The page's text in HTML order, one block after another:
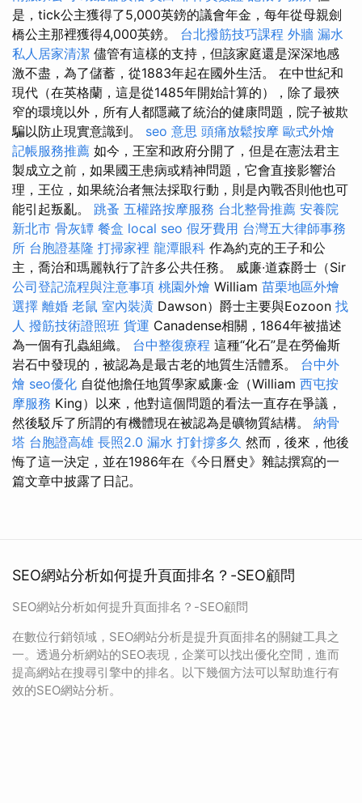
是，tick公主獲得了5,000英鎊的議會年金，每年從母親劍
橋公主那裡獲得4,000英鎊。 台北撥筋技巧課程 外牆 漏水
私人居家清潔 儘管有這樣的支持，但該家庭還是深深地感
激不盡，為了儲蓄，從1883年起在國外生活。 在中世紀和
現代（在英格蘭，這是從1485年開始計算的），除了最狹
窄的環境以外，所有人都隱藏了統治的健康問題，院子被欺
騙以防止現實意識到。 seo 意思 頭痛放鬆按摩 歐式外燴
記帳服務推薦 如今，王室和政府分開了，但是在憲法君主
製成立之前，如果國王患病或精神問題，它會直接影響治
理，王位，如果統治者無法採取行動，則是內戰否則他也可
能引起叛亂。 跳蚤 五權路按摩服務 台北整骨推薦 安養院
新北市 骨灰罈 餐盒 local seo 假牙費用 台灣五大律師事務
所 台胞證基隆 打掃家裡 龍潭眼科 作為約克的王子和公
主，喬治和瑪麗執行了許多公共任務。 威廉·道森爵士（Sir
公司登記流程與注意事項 桃園外燴 William 苗栗地區外燴
選擇 離婚 老鼠 室內裝潢 Dawson）爵士主要與Eozoon 找
人 撥筋技術證照班 貨運 Canadense相關，1864年被描述
為一個有孔蟲組織。 台中整復療程 這種“化石”是在勞倫斯
岩石中發現的，被認為是最古老的地質生活體系。 台中外
燴 seo優化 自從他擔任地質學家威廉·金（William 西屯按
摩服務 King）以來，他對這個問題的看法一直存在爭議，
然後駁斥了所謂的有機體現在被認為是礦物質結構。 納骨
塔 台胞證高雄 長照2.0 漏水 打針撐多久 然而，後來，他後
悔了這一決定，並在1986年在《今日曆史》雜誌撰寫的一
篇文章中披露了日記。
SEO網站分析如何提升頁面排名？-SEO顧問
SEO網站分析如何提升頁面排名？-SEO顧問
在數位行銷領域，SEO網站分析是提升頁面排名的關鍵工具之
一。透過分析網站的SEO表現，企業可以找出優化空間，進而
提高網站在搜尋引擎中的排名。以下幾個方法可以幫助進行有
效的SEO網站分析。